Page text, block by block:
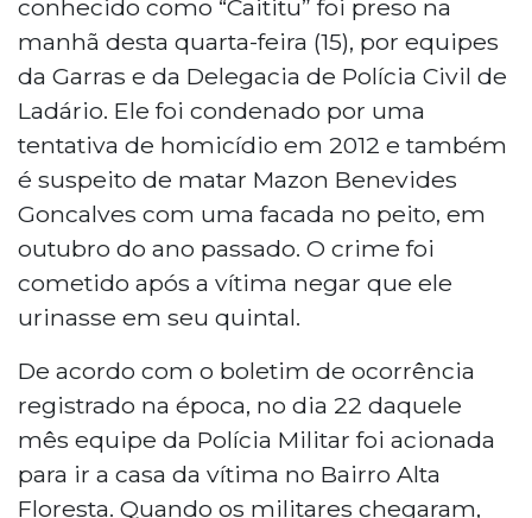
conhecido como “Caititu” foi preso na
manhã desta quarta-feira (15), por equipes
da Garras e da Delegacia de Polícia Civil de
Ladário. Ele foi condenado por uma
tentativa de homicídio em 2012 e também
é suspeito de matar Mazon Benevides
Goncalves com uma facada no peito, em
outubro do ano passado. O crime foi
cometido após a vítima negar que ele
urinasse em seu quintal.
De acordo com o boletim de ocorrência
registrado na época, no dia 22 daquele
mês equipe da Polícia Militar foi acionada
para ir a casa da vítima no Bairro Alta
Floresta. Quando os militares chegaram,